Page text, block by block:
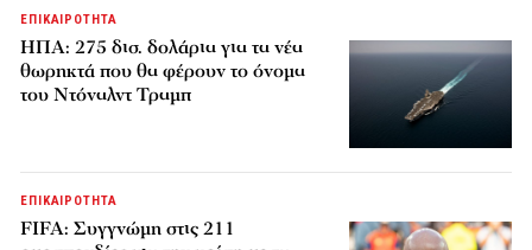
ΕΠΙΚΑΙΡΟΤΗΤΑ
ΗΠΑ: 275 δισ. δολάρια για τα νέα
θωρηκτά που θα φέρουν το όνομα
του Ντόναλντ Τραμπ
ΕΠΙΚΑΙΡΟΤΗΤΑ
FIFA: Συγγνώμη στις 211